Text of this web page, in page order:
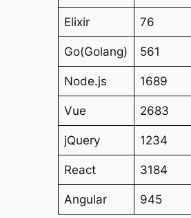
Elixir 76
Go(Golang) 561
Node.js 1689
Vue 2683
jQuery 1234
React 3184
Angular 945